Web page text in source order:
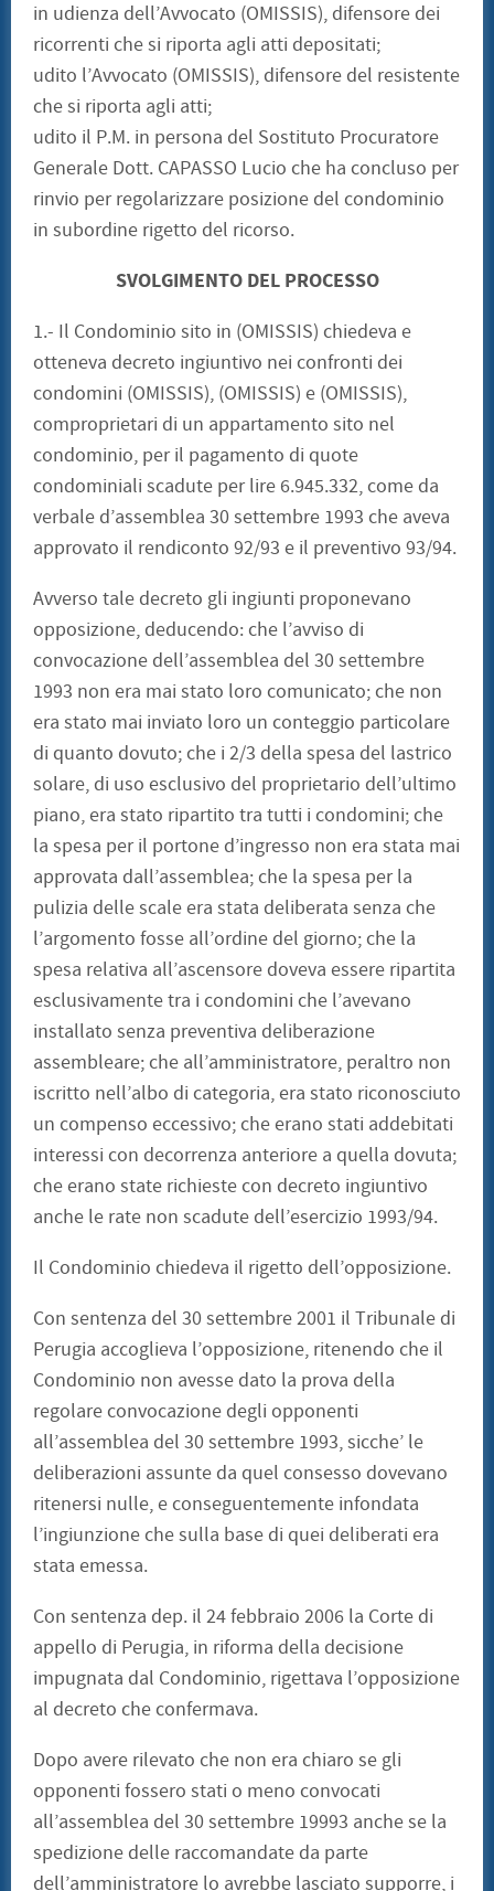
in udienza dell’Avvocato (OMISSIS), difensore dei
ricorrenti che si riporta agli atti depositati;
udito l’Avvocato (OMISSIS), difensore del resistente
che si riporta agli atti;
udito il P.M. in persona del Sostituto Procuratore
Generale Dott. CAPASSO Lucio che ha concluso per
rinvio per regolarizzare posizione del condominio
in subordine rigetto del ricorso.
SVOLGIMENTO DEL PROCESSO
1.- Il Condominio sito in (OMISSIS) chiedeva e
otteneva decreto ingiuntivo nei confronti dei
condomini (OMISSIS), (OMISSIS) e (OMISSIS),
comproprietari di un appartamento sito nel
condominio, per il pagamento di quote
condominiali scadute per lire 6.945.332, come da
verbale d’assemblea 30 settembre 1993 che aveva
approvato il rendiconto 92/93 e il preventivo 93/94.
Avverso tale decreto gli ingiunti proponevano
opposizione, deducendo: che l’avviso di
convocazione dell’assemblea del 30 settembre
1993 non era mai stato loro comunicato; che non
era stato mai inviato loro un conteggio particolare
di quanto dovuto; che i 2/3 della spesa del lastrico
solare, di uso esclusivo del proprietario dell’ultimo
piano, era stato ripartito tra tutti i condomini; che
la spesa per il portone d’ingresso non era stata mai
approvata dall’assemblea; che la spesa per la
pulizia delle scale era stata deliberata senza che
l’argomento fosse all’ordine del giorno; che la
spesa relativa all’ascensore doveva essere ripartita
esclusivamente tra i condomini che l’avevano
installato senza preventiva deliberazione
assembleare; che all’amministratore, peraltro non
iscritto nell’albo di categoria, era stato riconosciuto
un compenso eccessivo; che erano stati addebitati
interessi con decorrenza anteriore a quella dovuta;
che erano state richieste con decreto ingiuntivo
anche le rate non scadute dell’esercizio 1993/94.
Il Condominio chiedeva il rigetto dell’opposizione.
Con sentenza del 30 settembre 2001 il Tribunale di
Perugia accoglieva l’opposizione, ritenendo che il
Condominio non avesse dato la prova della
regolare convocazione degli opponenti
all’assemblea del 30 settembre 1993, sicche’ le
deliberazioni assunte da quel consesso dovevano
ritenersi nulle, e conseguentemente infondata
l’ingiunzione che sulla base di quei deliberati era
stata emessa.
Con sentenza dep. il 24 febbraio 2006 la Corte di
appello di Perugia, in riforma della decisione
impugnata dal Condominio, rigettava l’opposizione
al decreto che confermava.
Dopo avere rilevato che non era chiaro se gli
opponenti fossero stati o meno convocati
all’assemblea del 30 settembre 19993 anche se la
spedizione delle raccomandate da parte
dell’amministratore lo avrebbe lasciato supporre, i